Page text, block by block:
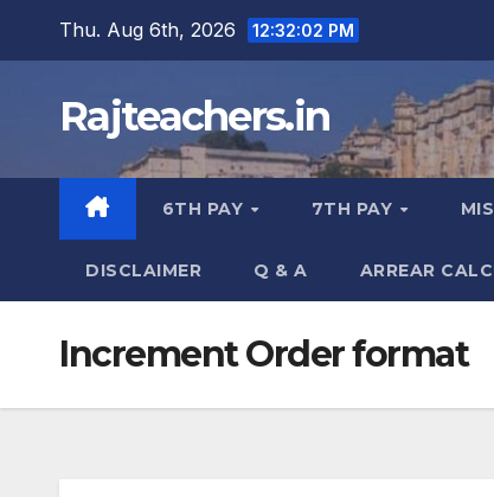
Thu. Aug 6th, 2026 12:32:03 PM
Rajteachers.in
6TH PAY 7TH PAY
DISCLAIMER Q & A ARREAR
Increment Order format